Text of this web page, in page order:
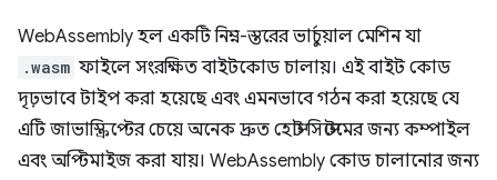
WebAssembly হল একটি নিম্ন-স্তরের ভার্চুয়াল মেশিন যা
.wasm ফাইলে সংরক্ষিত বাইটকোড চালায়। এই বাইট কোড
দৃঢ়ভাবে টাইপ করা হয়েছে এবং এমনভাবে গঠন করা হয়েছে যে
এটি জাভাস্ক্রিপ্টের চেয়ে অনেক দ্রুত হোস্ট সিস্টেমের জন্য কম্পাইল
এবং অপ্টিমাইজ করা যায়। WebAssembly কোড চালানোর জন্য